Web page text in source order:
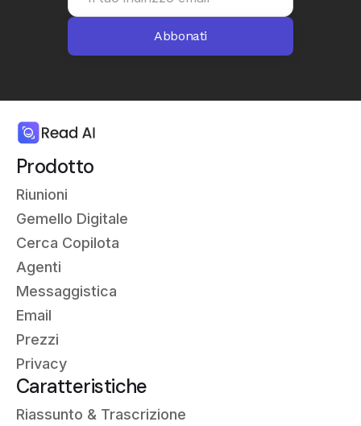
Prodotto
Riunioni
Gemello Digitale
Cerca Copilota
Agenti
Messaggistica
Email
Prezzi
Privacy
Caratteristiche
Riassunto & Trascrizione